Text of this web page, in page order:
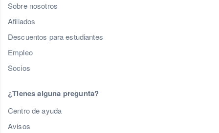
Sobre nosotros
Afiliados
Descuentos para estudiantes
Empleo
Socios
¿Tienes alguna pregunta?
Centro de ayuda
Avisos